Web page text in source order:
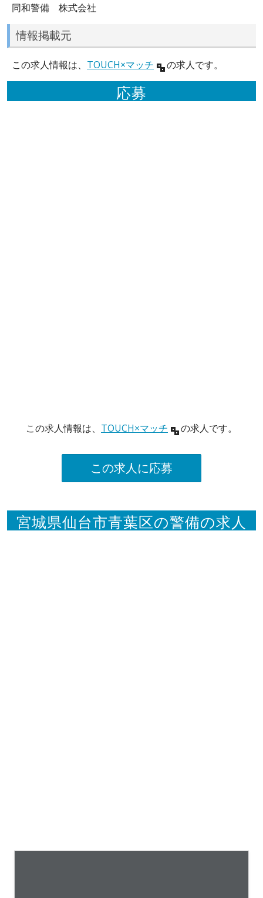
同和警備 株式会社
情報掲載元
この求人情報は、 TOUCH×マッチ の求人です。
応募
この求人情報は、 TOUCH×マッチ の求人です。
この求人に応募
宮城県仙台市青葉区の警備の求人